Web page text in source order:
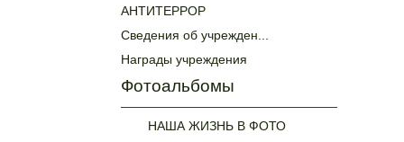
АНТИТЕРРОР
Сведения об учрежден...
Награды учреждения
Фотоальбомы
НАША ЖИЗНЬ В ФОТО